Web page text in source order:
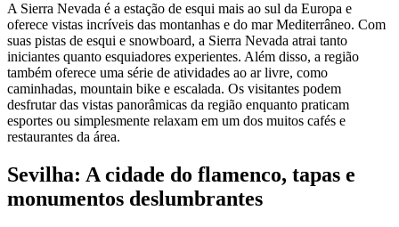
A Sierra Nevada é a estação de esqui mais ao sul da Europa e
oferece vistas incríveis das montanhas e do mar Mediterrâneo. Com
suas pistas de esqui e snowboard, a Sierra Nevada atrai tanto
iniciantes quanto esquiadores experientes. Além disso, a região
também oferece uma série de atividades ao ar livre, como
caminhadas, mountain bike e escalada. Os visitantes podem
desfrutar das vistas panorâmicas da região enquanto praticam
esportes ou simplesmente relaxam em um dos muitos cafés e
restaurantes da área.
Sevilha: A cidade do flamenco, tapas e
monumentos deslumbrantes